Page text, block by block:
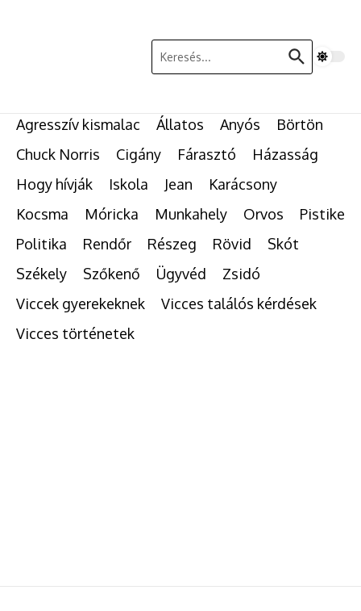
Keresés:
Agresszív kismalac Állatos Anyós
Börtön
Chuck Norris
Cigány Fárasztó
Házasság
Hogy hívják
Iskola Jean
Karácsony
Kocsma
Móricka Munkahely Orvos
Pistike
Politika
Rendőr Részeg Rövid
Skót
Székely
Szőkenő Ügyvéd
Zsidó
Viccek gyerekeknek
Vicces találós kérdések
Vicces történetek